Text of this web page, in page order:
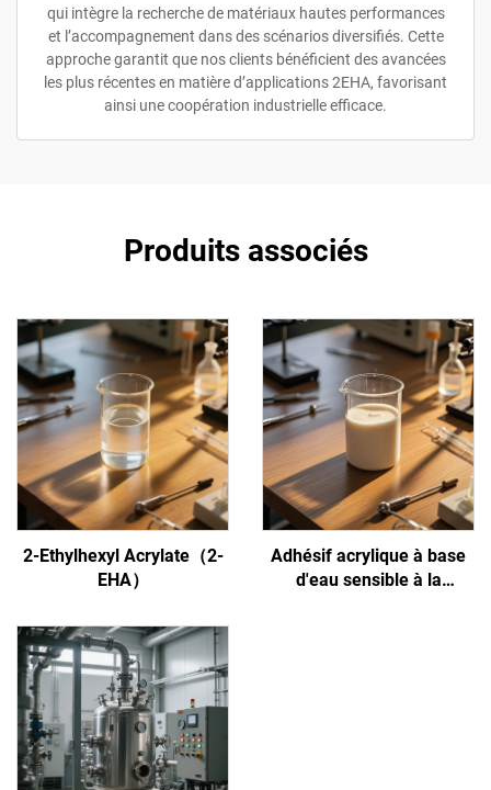
qui intègre la recherche de matériaux hautes performances
et l’accompagnement dans des scénarios diversifiés. Cette
approche garantit que nos clients bénéficient des avancées
les plus récentes en matière d’applications 2EHA, favorisant
ainsi une coopération industrielle efficace.
Produits associés
2-Ethylhexyl Acrylate（2-
EHA）
Adhésif acrylique à base
d'eau sensible à la